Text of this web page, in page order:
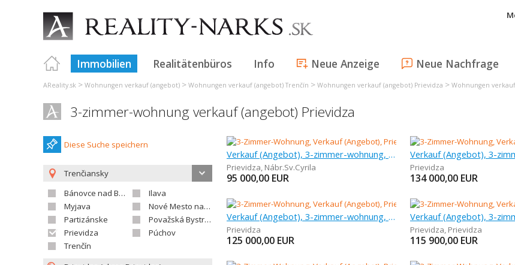
Immobilien Realitätenbüros Info Neue Anzeige Neue Nachfrage
AReality.sk > Wohnungen verkauf (angebot) > Wohnungen verkauf (angebot) Trenčín > Wohnungen verkauf (angebot) Prievidza > Wohnungen
3-zimmer-wohnung verkauf (angebot) Prievidza
Diese Suche speichern
Trenčiansky
Bánovce nad Bebravou
Ilava
Myjava
Nové Mesto nad Váhom
Partizánske
Považská Bystrica
Prievidza
Púchov
Trenčín
Verkauf (Angebot), 3-zimmer-wohnung, 62 m
Prievidza, Nábr.Sv.Cyrila
95 000,00 EUR
Prievidza
134 000,00 EUR
Verkauf (Angebot), 3-zimmer-wohnung, 69 m
Prievidza
125 000,00 EUR
Prievidza, Prievidza
115 900,00 EUR